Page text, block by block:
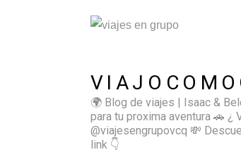
🌍 Blog de viajes | Isaac &
para tu proxima aventura 🚗 ¿
@viajesengrupovcq 💸
link 👇